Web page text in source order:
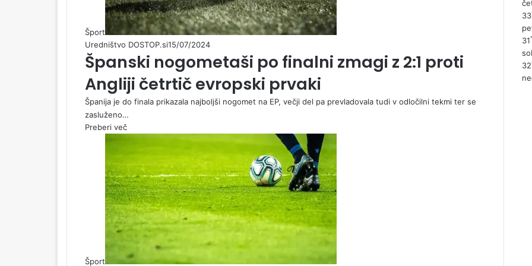
Šport
Uredništvo DOSTOP.si15/07/2024
Španski nogometaši po finalni zmagi z 2:1 proti
Angliji četrtič evropski prvaki
Španija je do finala prikazala najboljši nogomet na EP, večji del pa prevladovala tudi v odločilni tekmi ter se
zasluženo…
Preberi več
Šport
33
31
32